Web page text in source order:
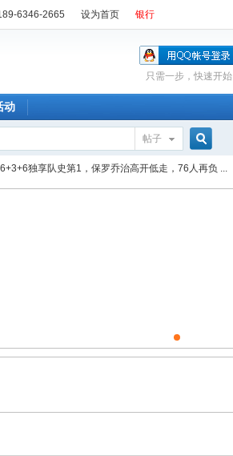
6346-2665 设为首页 银行
只需一步，快速开始
动
帖子
搜
独享队史第1，保罗乔治高开低走，76人再负 ...